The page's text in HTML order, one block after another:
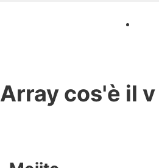
Array cos'è il v